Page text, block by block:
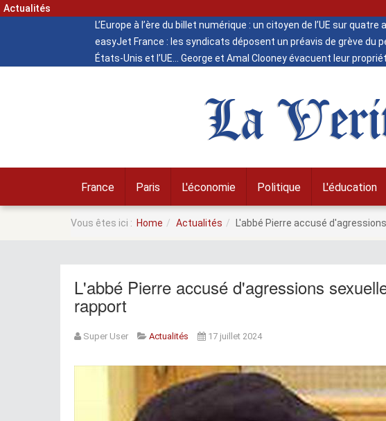
Actualités
L’Europe à l’ère du billet numérique : un citoyen de l’UE sur
easyJet France : les syndicats déposent un préavis de grève du
États-Unis et l’UE
George et Amal Clooney évacuent leur
La
France Paris L'économie Politique L'éducation
Vous êtes ici : Home Actualités L'abbé Pierre accusé
L'abbé Pierre accusé d'agressions
rapport
Super User Actualités 17 juillet 2024